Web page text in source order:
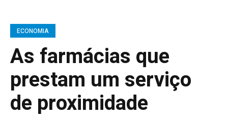
ECONOMIA
As farmácias que
prestam um serviço
de proximidade